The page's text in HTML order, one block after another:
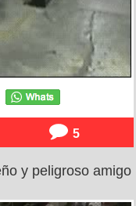
5
y peligroso amigo